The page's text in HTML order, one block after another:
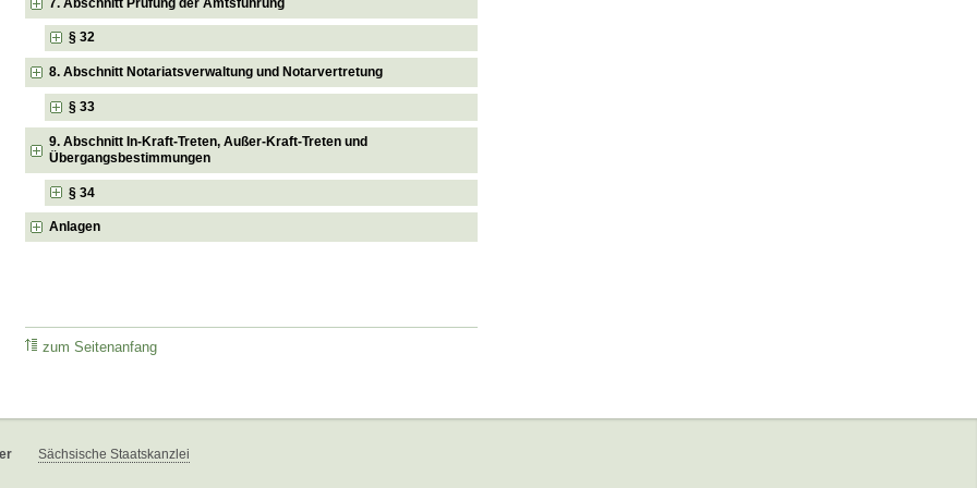
§ 32
8. Abschnitt Notariatsverwaltung und Notarvertretung
§ 33
9. Abschnitt In-Kraft-Treten, Außer-Kraft-Treten und
Übergangsbestimmungen
§ 34
Anlagen
zum Seitenanfang
Sächsische Staatskanzlei